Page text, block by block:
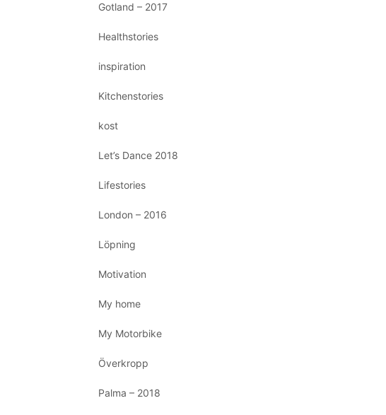
Gotland – 2017
Healthstories
inspiration
Kitchenstories
kost
Let’s Dance 2018
Lifestories
London – 2016
Löpning
Motivation
My home
My Motorbike
Överkropp
Palma – 2018